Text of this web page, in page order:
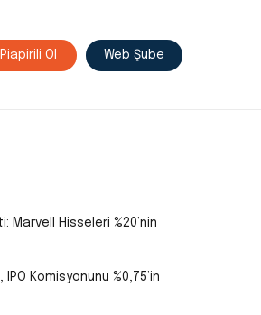
Piapirili Ol Web Şube
Hisseleri %20’nin
Komisyonunu %0,75’in